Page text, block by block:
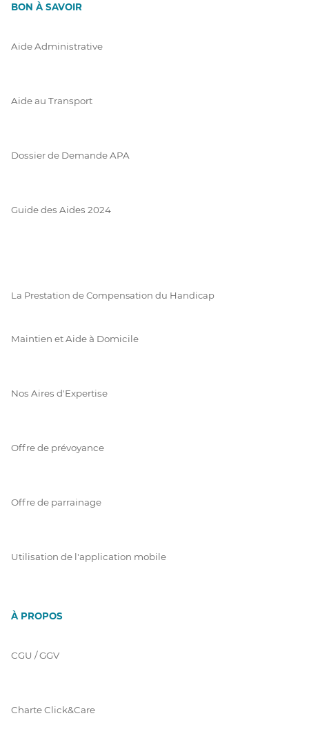
BON À SAVOIR
Aide Administrative
Aide au Transport
Dossier de Demande APA
Guide des Aides 2024
La Prestation de Compensation du Handicap
Maintien et Aide à Domicile
Nos Aires d'Expertise
Offre de prévoyance
Offre de parrainage
Utilisation de l'application mobile
À PROPOS
CGU / GGV
Charte Click&Care